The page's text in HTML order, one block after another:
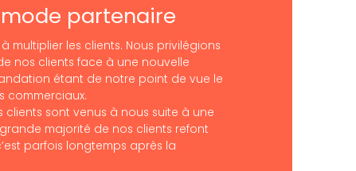
partenaire
multiplier les clients. Nous privilégions
nos clients face à une nouvelle
étant de notre point de vue le
commerciaux.
clients sont venus à nous suite à une
majorité de nos clients refont
parfois longtemps après la